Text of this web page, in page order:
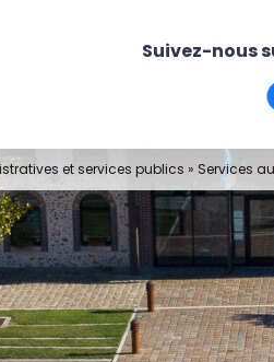
et services publics » Services